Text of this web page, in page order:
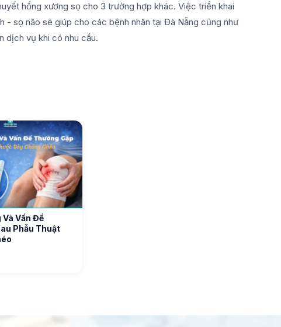
hổng xương sọ cho 3 trường hợp khác. Việc triển khai
- sọ não sẽ giúp cho các bệnh nhân tại Đà Nẵng cũng như
dịch vụ khi có nhu cầu.
Và Vấn Đề
Phẫu Thuật